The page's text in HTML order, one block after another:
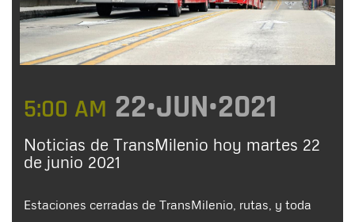
5:00 AM 22•JUN•2021
Noticias de TransMilenio hoy martes 22
de junio 2021
Estaciones cerradas de TransMilenio, rutas, y toda